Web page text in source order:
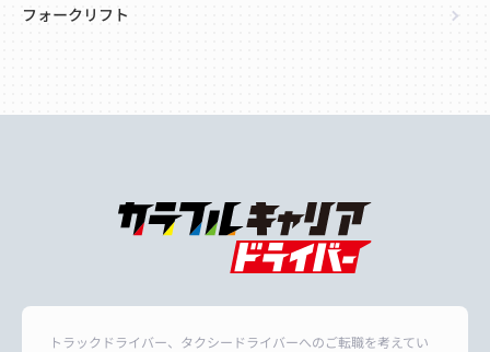
フォークリフト
トラックドライバー、タクシードライバーへのご転職を考えてい